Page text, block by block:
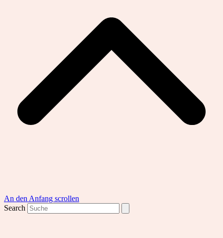
An den Anfang scrollen
Search